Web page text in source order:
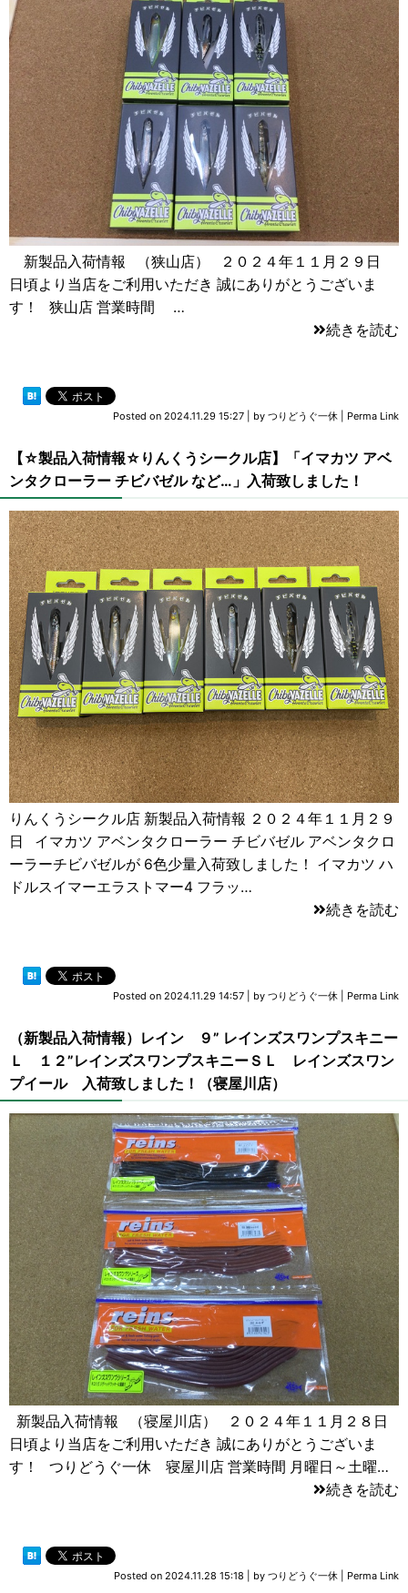
新製品入荷情報 （狭山店） ２０２４年１１月２９日
日頃より当店をご利用いただき 誠にありがとうございま
す！ 狭山店 営業時間 …
続きを読む
Posted on 2024.11.29 15:27 by つりどうぐ一休 Perma Link
【☆製品入荷情報☆りんくうシークル店】「イマカツ アベ
ンタクローラー チビバゼル など…」入荷致しました！
りんくうシークル店 新製品入荷情報 ２０２４年１１月２９
日 イマカツ アベンタクローラー チビバゼル アベンタクロ
ーラーチビバゼルが 6色少量入荷致しました！ イマカツ ハ
ドルスイマーエラストマー4 フラッ…
続きを読む
Posted on 2024.11.29 14:57 by つりどうぐ一休 Perma Link
（新製品入荷情報）レイン ９” レインズスワンプスキニー
Ｌ １２”レインズスワンプスキニーＳＬ レインズスワン
プイール 入荷致しました！（寝屋川店）
新製品入荷情報 （寝屋川店） ２０２４年１１月２８日
日頃より当店をご利用いただき 誠にありがとうございま
す！ つりどうぐ一休 寝屋川店 営業時間 月曜日～土曜…
続きを読む
Posted on 2024.11.28 15:18 by つりどうぐ一休 Perma Link